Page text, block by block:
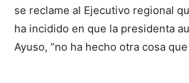
se reclame al Ejecutivo regional
ha incidido en que la presidenta
Ayuso, “no ha hecho otra cosa